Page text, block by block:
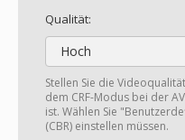
Qualität:
Hoch
Stellen Sie die
dem CRF-Modus bei der
ist. Wählen Sie
(CBR) einstellen müssen.